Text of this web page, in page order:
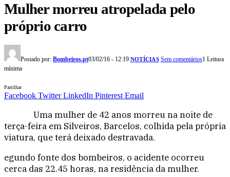
Mulher morreu atropelada pelo
próprio carro
Postado por: Bombeiros.pt03/02/16 - 12:19 NOTÍCIAS Sem comentários1 Leitura
mínima
Partilhar
Facebook Twitter LinkedIn Pinterest Email
Uma mulher de 42 anos morreu na noite de
terça-feira em Silveiros, Barcelos, colhida pela própria
viatura, que terá deixado destravada.
egundo fonte dos bombeiros, o acidente ocorreu
cerca das 22.45 horas, na residência da mulher.